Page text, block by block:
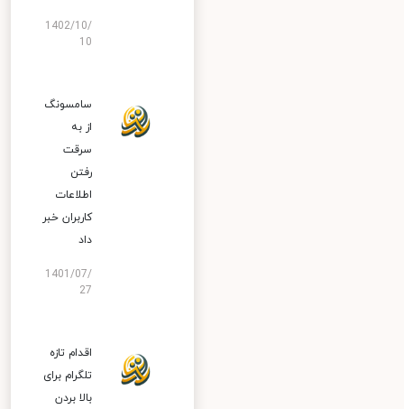
1402/10/
10
سامسونگ
از به
سرقت
رفتن
اطلاعات
کاربران خبر
داد
1401/07/
27
اقدام تازه
تلگرام برای
بالا بردن